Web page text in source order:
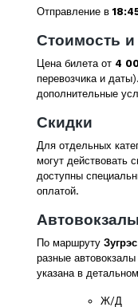
Отправление в
Стоимость и
Цена билета от 4
перевозчика и
дополнительные
Скидки
Для отдельных
могут действовать
доступны
оплатой.
По маршруту
разные
указана в
Ж/Д